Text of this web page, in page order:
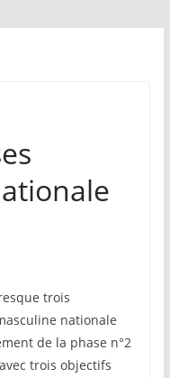
trois
nationale
de la phase n°2
trois objectifs